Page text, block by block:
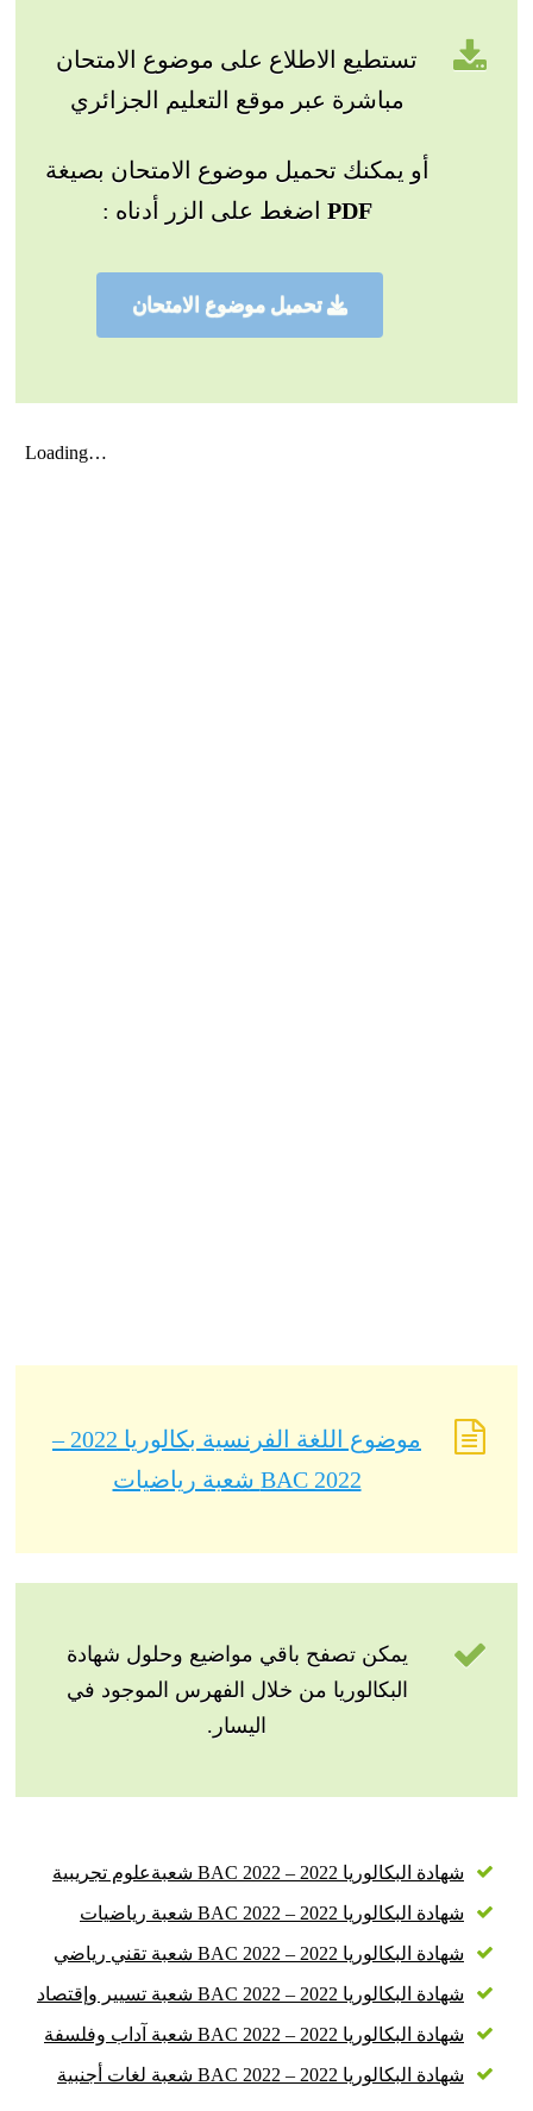
تستطيع الاطلاع على موضوع الامتحان
مباشرة عبر موقع التعليم الجزائري
أو يمكنك تحميل موضوع الامتحان بصيغة
PDF اضغط على الزر أدناه :
تحميل موضوع الامتحان
موضوع اللغة الفرنسية بكالوريا 2022 –
BAC 2022 شعبة رياضيات
يمكن تصفح باقي مواضيع وحلول شهادة
البكالوريا من خلال الفهرس الموجود في
اليسار.
شهادة البكالوريا 2022 – BAC 2022 شعبةعلوم تجريبية
شهادة البكالوريا 2022 – BAC 2022 شعبة رياضيات
شهادة البكالوريا 2022 – BAC 2022 شعبة تقني رياضي
شهادة البكالوريا 2022 – BAC 2022 شعبة تسيير وإقتصاد
شهادة البكالوريا 2022 – BAC 2022 شعبة آداب وفلسفة
شهادة البكالوريا 2022 – BAC 2022 شعبة لغات أجنبية